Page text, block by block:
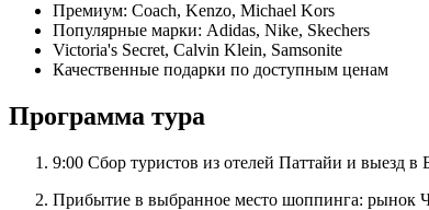
Премиум: Coach, Kenzo, Michael Kors
Популярные марки: Adidas, Nike, Skechers
Victoria's Secret, Calvin Klein, Samsonite
Качественные подарки по доступным ценам
Программа тура
9:00 Сбор туристов из отелей Паттайи и выезд в
Прибытие в выбранное место шоппинга: рынок